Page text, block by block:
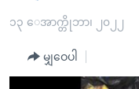
များ
အကြောင်းအရာ
နိုင်ငံတကာ
တရုတ်
ဗွီဒီယို
ရပ်ဝန်းတခု လမ်းတခု
၁၃ ေအာက္တိုဘာ၊ ၂၀၂၂
မျှဝေပါ